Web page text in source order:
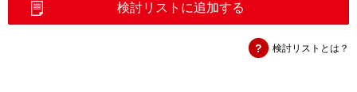
イ
検討リストに追加する
検討リストとは？